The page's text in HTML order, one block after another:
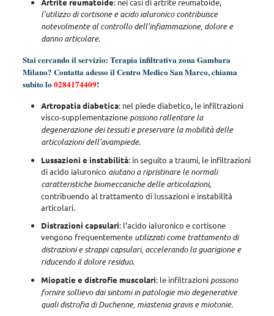
l’utilizzo di cortisone e acido ialuronico contribuisce
notevolmente al controllo dell’infiammazione, dolore e
danno articolare.
Stai cercando il servizio: Terapia infiltrativa zona Gambara
Milano? Contatta adesso il Centro Medico San Marco, chiama
subito lo0284174409!
Artropatia diabetica: nel piede diabetico, le infiltrazioni
visco-supplementazione possono rallentare la
degenerazione dei tessuti e preservare la mobilità delle
articolazioni dell’avampiede.
Lussazioni e instabilità: in seguito a traumi, le infiltrazioni
di acido ialuronico aiutano a ripristinare le normali
caratteristiche biomeccaniche delle articolazioni,
contribuendo al trattamento di lussazioni e instabilità
articolari.
Distrazioni capsulari: l’acido ialuronico e cortisone
vengono frequentemente utilizzati come trattamento di
distrazioni e strappi capsulari, accelerando la guarigione e
riducendo il dolore residuo.
Miopatie e distrofie muscolari: le infiltrazioni possono
fornire sollievo dai sintomi in patologie mio degenerative
quali distrofia di Duchenne, miastenia gravis e miotonie.